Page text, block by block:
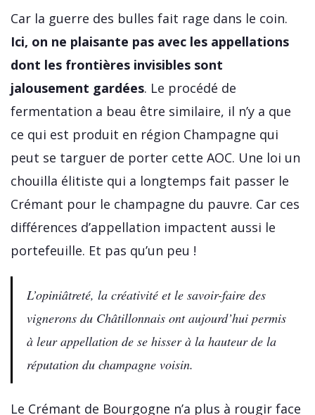
Car la guerre des bulles fait rage dans le coin.
Ici, on ne plaisante pas avec les appellations
dont les frontières invisibles sont
jalousement gardées. Le procédé de
fermentation a beau être similaire, il n’y a que
ce qui est produit en région Champagne qui
peut se targuer de porter cette AOC. Une loi un
chouilla élitiste qui a longtemps fait passer le
Crémant pour le champagne du pauvre. Car ces
différences d’appellation impactent aussi le
portefeuille. Et pas qu’un peu !
L’opiniâtreté, la créativité et le savoir-faire des
vignerons du Châtillonnais ont aujourd’hui permis
à leur appellation de se hisser à la hauteur de la
réputation du champagne voisin.
Le Crémant de Bourgogne n’a plus à rougir face